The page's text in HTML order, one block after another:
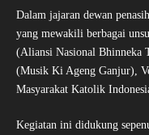
Dalam jajaran dewan
yang mewakili berbagai
(Aliansi Nasional Bhinneka
(Musik Ki Ageng Ganjur),
Masyarakat Katolik
Kegiatan ini didukung